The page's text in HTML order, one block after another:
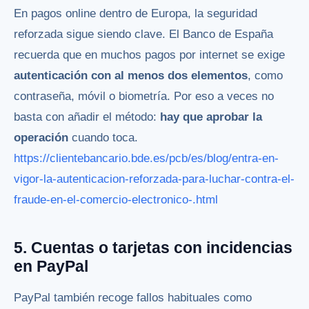
En pagos online dentro de Europa, la seguridad
reforzada sigue siendo clave. El Banco de España
recuerda que en muchos pagos por internet se exige
autenticación con al menos dos elementos, como
contraseña, móvil o biometría. Por eso a veces no
basta con añadir el método: hay que aprobar la
operación cuando toca.
https://clientebancario.bde.es/pcb/es/blog/entra-en-
vigor-la-autenticacion-reforzada-para-luchar-contra-el-
fraude-en-el-comercio-electronico-.html
5. Cuentas o tarjetas con incidencias
en PayPal
PayPal también recoge fallos habituales como